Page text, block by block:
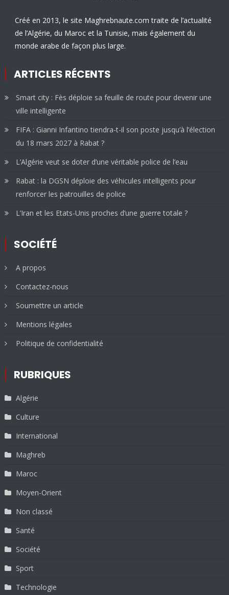
Créé en 2013, le site Maghrebnaute.com traite de l’actualité
de l’Algérie, du Maroc et la Tunisie, mais également du
monde arabe de façon plus large.
ARTICLES RÉCENTS
Smart city : Fès déploie sa feuille de route pour devenir une
ville intelligente
FIFA : Gianni Infantino tiendra-t-il son poste jusqu’à l’élection
du 18 mars 2027 à Rabat ?
L’Algérie veut se doter d’une véritable police de l’eau
Rabat : la DGSN déploie des véhicules intelligents pour
renforcer les patrouilles de police
L’Iran et les Etats-Unis proches d’une guerre totale ?
SOCIÉTÉ
A propos
Contactez-nous
Soumettre un article
Mentions légales
Politique de confidentialité
RUBRIQUES
Algérie
Culture
International
Maghreb
Maroc
Moyen-Orient
Non classé
Santé
Société
Sport
Technologie